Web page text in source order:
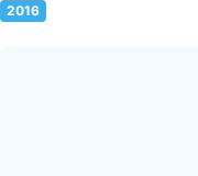
2016